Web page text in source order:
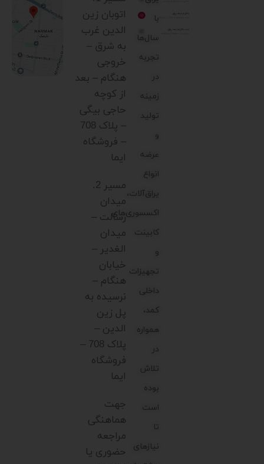
با
سال‌ها
تجربه
در
زمینه
تولید
و
عرضه
انواع
یراق‌آلات،
اکسسوری‌های
کابینت
و
تجهیزات
داخلی
کمد،
همواره
در
تلاش
بوده
است
تا
نیازهای
اتوبان زین
الدین غرب
به شرق –
خروجی
هنگام – بعد
از کوچه
حاجی بیگی
– پلاک 708
– فروشگاه
ایما
مسیر 2.
میدان
رسالت –
میدان
الغدیر –
خیابان
هنگام –
نرسیده به
پل زین
الدین –
پلاک 708 –
فروشگاه
ایما
جهت
هماهنگی
مراجعه
حضوری یا